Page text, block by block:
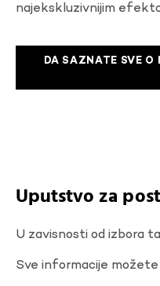
najekskluzivnijim
DA SAZNATE SVE
Uputstvo za
U zavisnosti od izbora
Sve informacije